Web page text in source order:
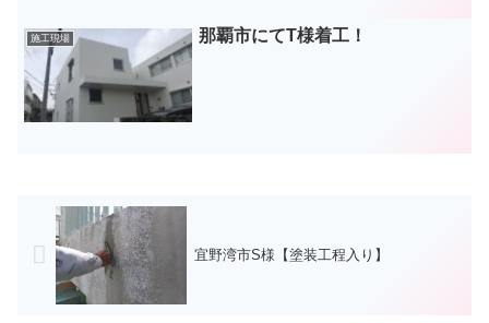
施工現場 那覇市にてT様着工！
宜野湾市S様【塗装工程入り】